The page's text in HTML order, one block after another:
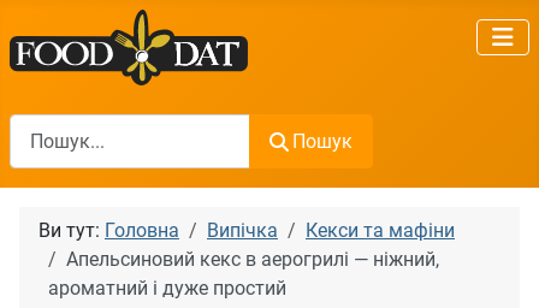
Пошук
Пошук
Ви тут: Головна Випічка
Кекси та мафіни
Апельсиновий кекс в аерогрилі — ніжний,
ароматний і дуже простий